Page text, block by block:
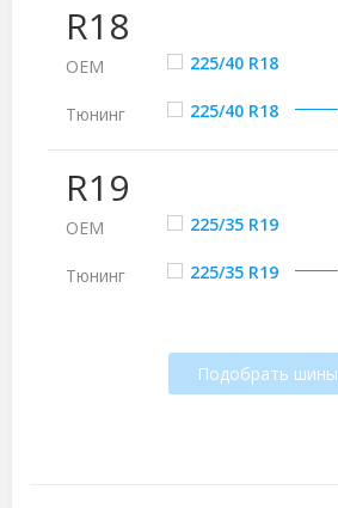
R18
ОЕМ 225/40 R18
Тюнинг 225/40 R18
R19
ОЕМ 225/35 R19
Тюнинг 225/35 R19
Подобрать шины